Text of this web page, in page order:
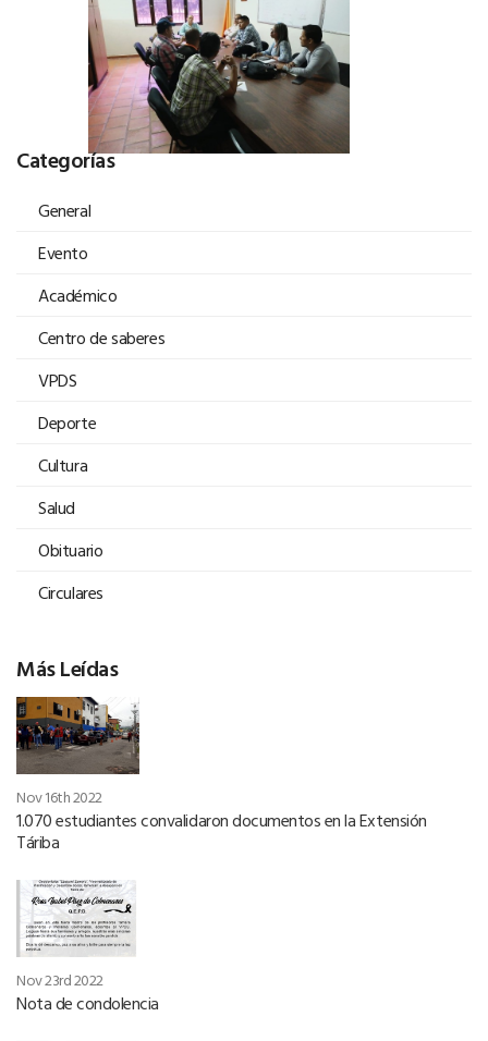
Categorías
General
Evento
Académico
Centro de saberes
VPDS
Deporte
Cultura
Salud
Obituario
Circulares
Más Leídas
Nov 16th 2022
1.070 estudiantes convalidaron documentos en la Extensión
Táriba
Nov 23rd 2022
Nota de condolencia